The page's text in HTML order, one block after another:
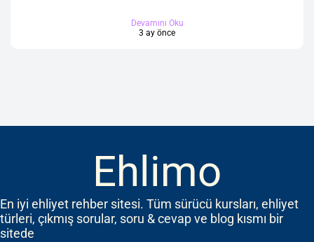
Devamını Oku
3 ay önce
Ehlimo
En iyi ehliyet rehber sitesi. Tüm sürücü kursları, ehliyet
türleri, çıkmış sorular, soru & cevap ve blog kısmı bir
sitede